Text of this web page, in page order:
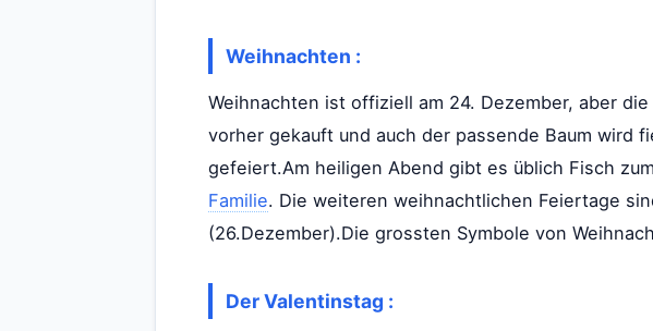
Weihnachten :
Weihnachten ist offiziell am 24. Dezember, aber
vorher gekauft und auch der passende Baum wird
gefeiert.Am heiligen Abend gibt es üblich Fisch
Familie. Die weiteren weihnachtlichen Feiertage
(26.Dezember).Die grossten Symbole von
Der Valentinstag :